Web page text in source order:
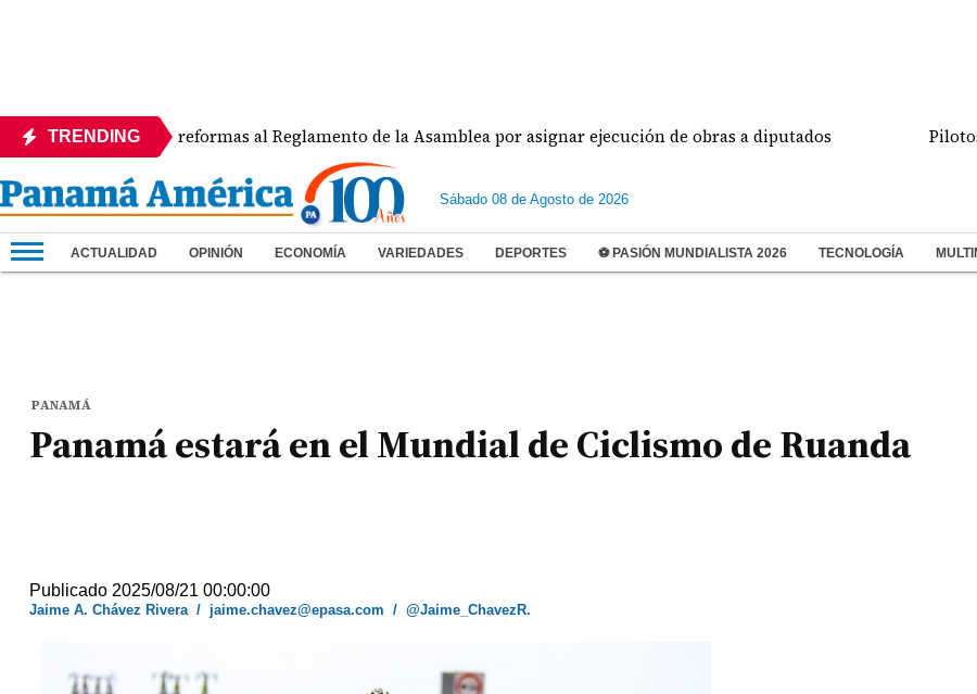
TRENDING
rechaza reformas al Reglamento de la Asamblea por asignar ejecución de obras a diputados Pilotos de
Sábado 08 de Agosto de 2026
ACTUALIDAD OPINIÓN ECONOMÍA VARIEDADES DEPORTES ⚽ PASIÓN MUNDIALISTA 2026 TECNOLOGÍA
PANAMÁ
Panamá estará en el Mundial de Ciclismo de Ruanda
Publicado 2025/08/21 00:00:00
Jaime A. Chávez Rivera/ jaime.chavez@epasa.com /@Jaime_ChavezR.